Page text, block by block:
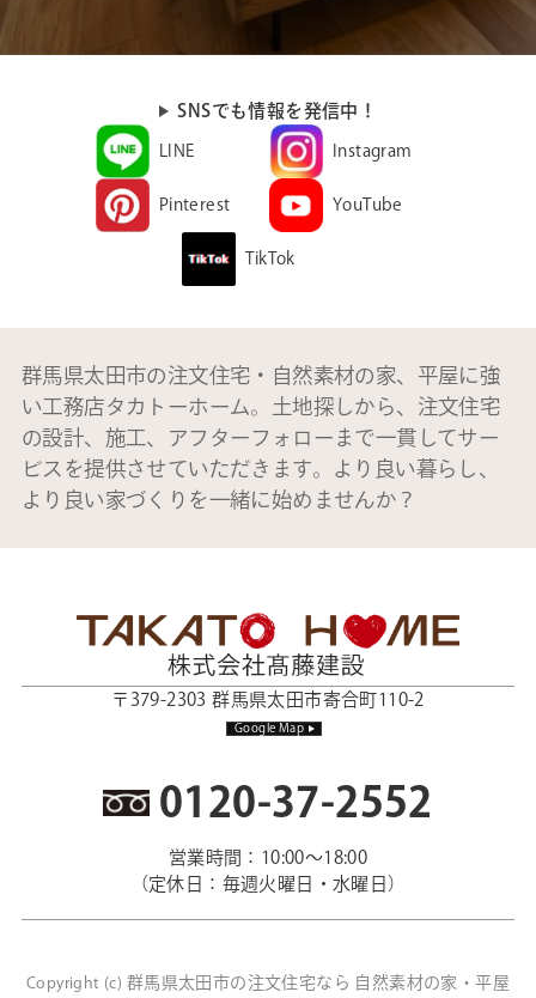
SNSでも情報を発信中！
LINE Instagram
Pinterest YouTube
TikTok
群馬県太田市の注文住宅・自然素材の家、平屋に強
い工務店タカトーホーム。土地探しから、注文住宅
の設計、施工、アフターフォローまで一貫してサー
ビスを提供させていただきます。より良い暮らし、
より良い家づくりを一緒に始めませんか？
〒379-2303 群馬県太田市寄合町110-2
Google Map
0120-37-2552
営業時間：10:00～18:00
（定休日：毎週火曜日・水曜日）
Copyright (c) 群馬県太田市の注文住宅なら 自然素材の家・平屋